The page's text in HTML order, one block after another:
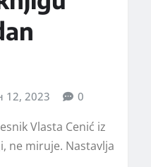
12, 2023 0
Vlasta Cenić iz
ne miruje. Nastavlјa